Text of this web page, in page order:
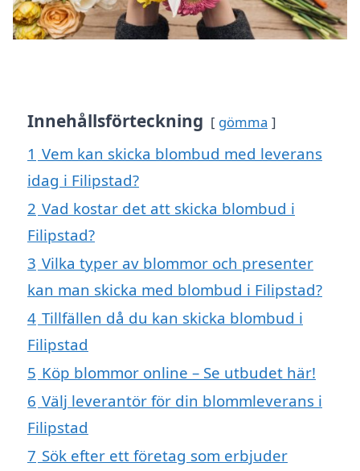
Innehållsförteckning gömma
1 Vem kan skicka blombud med leverans
idag i Filipstad?
2 Vad kostar det att skicka blombud i
Filipstad?
3 Vilka typer av blommor och presenter
kan man skicka med blombud i Filipstad?
4 Tillfällen då du kan skicka blombud i
Filipstad
5 Köp blommor online – Se utbudet här!
6 Välj leverantör för din blommleverans i
Filipstad
7 Sök efter ett företag som erbjuder